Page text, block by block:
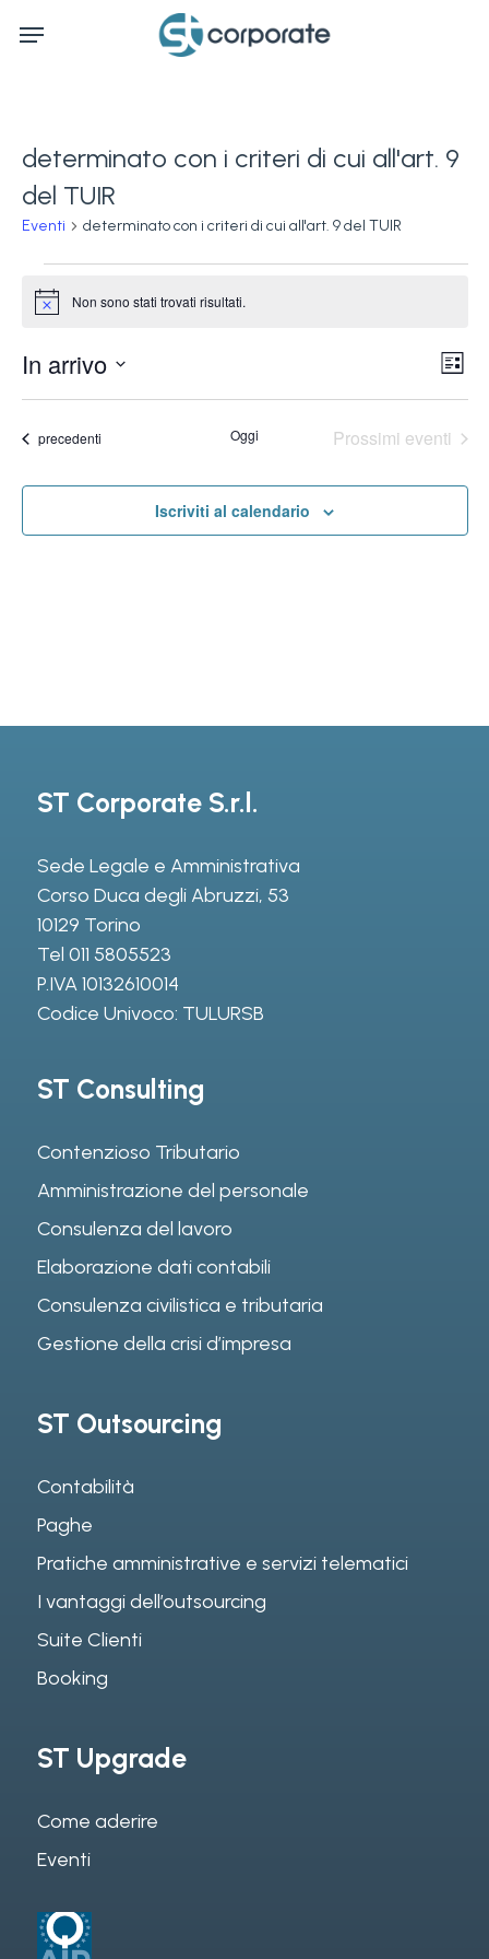
Menu
determinato con i criteri di cui all'art. 9
del TUIR
Eventi determinato con i criteri di cui all'art. 9 del TUIR
Eventi
Notice Non sono stati trovati risultati.
Lista
In arrivo
Seleziona
data.
Eventi
precedenti Oggi Prossimi eventi
Iscriviti al calendario
ST Corporate S.r.l.
Sede Legale e Amministrativa
Corso Duca degli Abruzzi, 53
10129 Torino
Tel 011 5805523
P.IVA 10132610014
Codice Univoco: TULURSB
ST Consulting
Contenzioso Tributario
Amministrazione del personale
Consulenza del lavoro
Elaborazione dati contabili
Consulenza civilistica e tributaria
Gestione della crisi d’impresa
ST Outsourcing
Contabilità
Paghe
Pratiche amministrative e servizi telematici
I vantaggi dell’outsourcing
Suite Clienti
Booking
ST Upgrade
Come aderire
Eventi